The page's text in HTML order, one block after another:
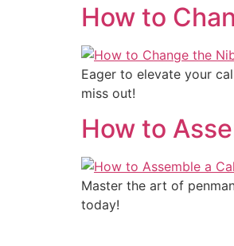
How to
Eager to elevate your
miss out!
How to
Master the art of
today!